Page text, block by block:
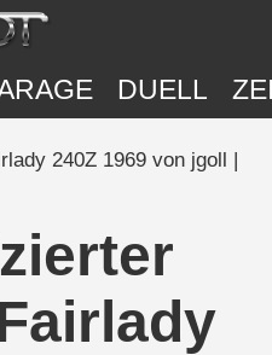
DUELL
240Z 1969 von jgoll |